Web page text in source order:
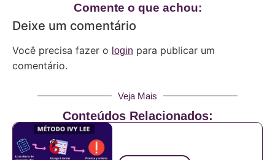
Comente o que achou:
Deixe um comentário
Você precisa fazer o login para publicar um
comentário.
Veja Mais
Conteúdos Relacionados: